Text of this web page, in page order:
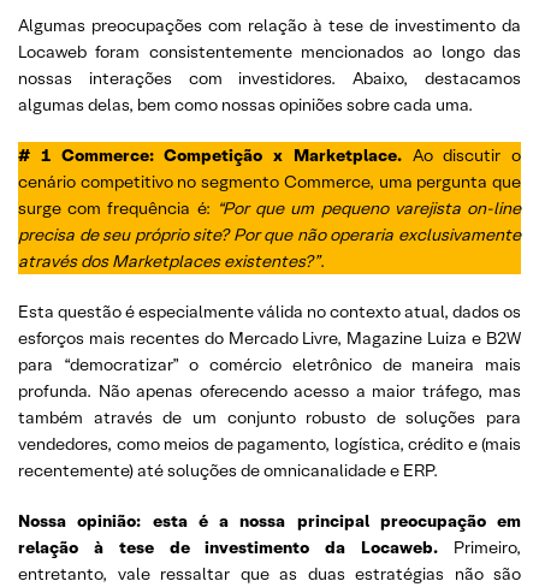
Algumas preocupações com relação à tese de investimento da
Locaweb foram consistentemente mencionados ao longo das
nossas interações com investidores. Abaixo, destacamos
algumas delas, bem como nossas opiniões sobre cada uma.
# 1 Commerce: Competição x Marketplace.Ao discutir o
cenário competitivo no segmento Commerce, uma pergunta que
surge com frequência é: “Por que um pequeno varejista on-line
precisa de seu próprio site? Por que não operaria exclusivamente
através dos Marketplaces existentes?”.
Esta questão é especialmente válida no contexto atual, dados os
esforços mais recentes do Mercado Livre, Magazine Luiza e B2W
para “democratizar” o comércio eletrônico de maneira mais
profunda. Não apenas oferecendo acesso a maior tráfego, mas
também através de um conjunto robusto de soluções para
vendedores, como meios de pagamento, logística, crédito e (mais
recentemente) até soluções de omnicanalidade e ERP.
Nossa opinião: esta é a nossa principal preocupação em
relação à tese de investimento da Locaweb. Primeiro,
entretanto, vale ressaltar que as duas estratégias não são